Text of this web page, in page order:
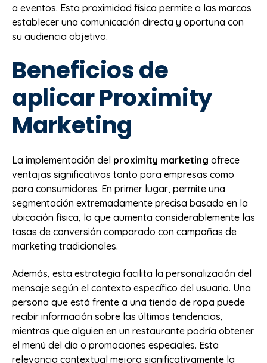
a eventos. Esta proximidad física permite a las marcas
establecer una comunicación directa y oportuna con
su audiencia objetivo.
Beneficios de
aplicar Proximity
Marketing
La implementación del proximity marketing ofrece
ventajas significativas tanto para empresas como
para consumidores. En primer lugar, permite una
segmentación extremadamente precisa basada en la
ubicación física, lo que aumenta considerablemente las
tasas de conversión comparado con campañas de
marketing tradicionales.
Además, esta estrategia facilita la personalización del
mensaje según el contexto específico del usuario. Una
persona que está frente a una tienda de ropa puede
recibir información sobre las últimas tendencias,
mientras que alguien en un restaurante podría obtener
el menú del día o promociones especiales. Esta
relevancia contextual mejora significativamente la